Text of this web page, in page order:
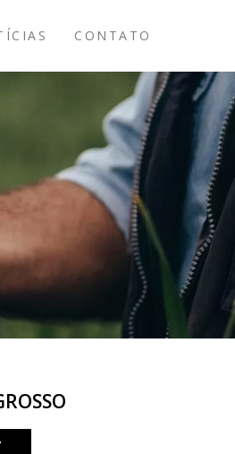
CONTATO